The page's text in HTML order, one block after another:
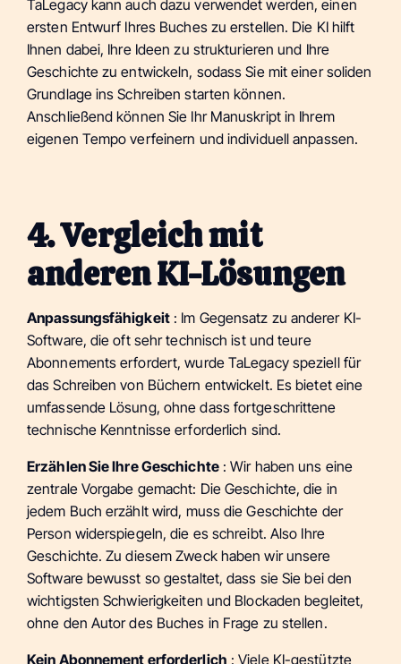
TaLegacy kann auch dazu verwendet werden, einen
ersten Entwurf Ihres Buches zu erstellen. Die KI hilft
Ihnen dabei, Ihre Ideen zu strukturieren und Ihre
Geschichte zu entwickeln, sodass Sie mit einer soliden
Grundlage ins Schreiben starten können.
Anschließend können Sie Ihr Manuskript in Ihrem
eigenen Tempo verfeinern und individuell anpassen.
4. Vergleich mit
anderen KI-Lösungen
Anpassungsfähigkeit: Im Gegensatz zu anderer KI-
Software, die oft sehr technisch ist und teure
Abonnements erfordert, wurde TaLegacy speziell für
das Schreiben von Büchern entwickelt. Es bietet eine
umfassende Lösung, ohne dass fortgeschrittene
technische Kenntnisse erforderlich sind.
Erzählen Sie Ihre Geschichte: Wir haben uns eine
zentrale Vorgabe gemacht: Die Geschichte, die in
jedem Buch erzählt wird, muss die Geschichte der
Person widerspiegeln, die es schreibt. Also Ihre
Geschichte. Zu diesem Zweck haben wir unsere
Software bewusst so gestaltet, dass sie Sie bei den
wichtigsten Schwierigkeiten und Blockaden begleitet,
ohne den Autor des Buches in Frage zu stellen.
Kein Abonnement erforderlich : Viele KI-gestützte